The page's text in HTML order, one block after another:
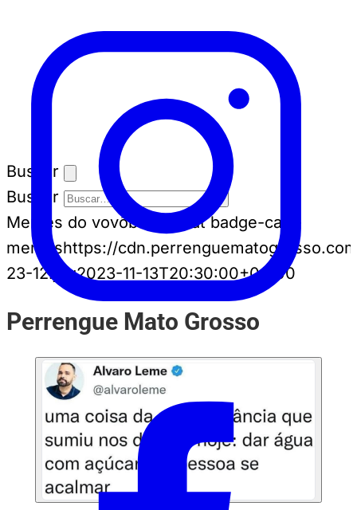
Buscar
Buscar
Memes do vovôbadge-cat badge-cat--
memeshttps://
23-12.jpg2023-11-13T20:30:00+00:00
Perrengue Mato Grosso